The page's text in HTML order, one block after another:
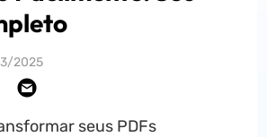
2025
seus PDFs